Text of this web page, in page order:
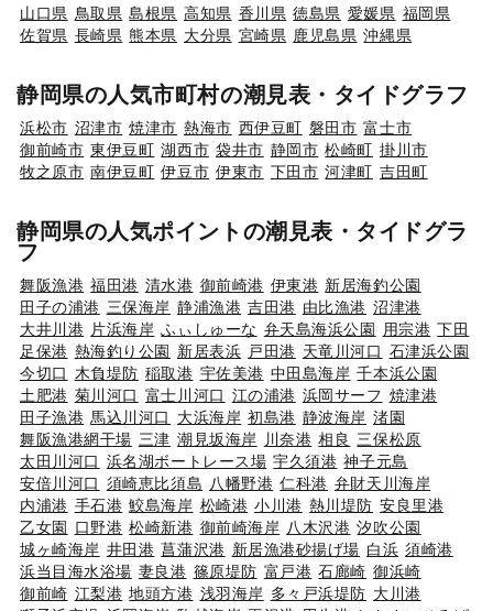
山口県 鳥取県 島根県 高知県 香川県 徳島県 愛媛県 福岡県
佐賀県 長崎県 熊本県 大分県 宮崎県 鹿児島県 沖縄県
静岡県の人気市町村の潮見表・タイドグラフ
浜松市 沼津市 焼津市 熱海市 西伊豆町 磐田市 富士市
御前崎市 東伊豆町 湖西市 袋井市 静岡市 松崎町 掛川市
牧之原市 南伊豆町 伊豆市 伊東市 下田市 河津町 吉田町
静岡県の人気ポイントの潮見表・タイドグラ
フ
舞阪漁港 福田港 清水港 御前崎港 伊東港 新居海釣公園
田子の浦港 三保海岸 静浦漁港 吉田港 由比漁港 沼津港
大井川港 片浜海岸 ふぃしゅーな 弁天島海浜公園 用宗港 下田
足保港 熱海釣り公園 新居表浜 戸田港 天竜川河口 石津浜公園
今切口
木負堤防 稲取港 宇佐美港 中田島海岸 千本浜公園
土肥港 菊川河口 富士川河口 江の浦港 浜岡サーフ 焼津港
田子漁港 馬込川河口 大浜海岸 初島港 静波海岸 渚園
舞阪漁港網干場 三津 潮見坂海岸 川奈港 相良 三保松原
太田川河口 浜名湖ボートレース場 宇久須港 神子元島
安倍川河口 須崎恵比須島 八幡野港 仁科港 弁財天川海岸
内浦港 手石港 鮫島海岸 松崎港 小川港 熱川堤防 安良里港
乙女園 口野港 松崎新港 御前崎海岸 八木沢港 汐吹公園
城ヶ崎海岸 井田港 菖蒲沢港 新居漁港砂揚げ場 白浜 須崎港
浜当目海水浴場 妻良港 篠原堤防 富戸港 石廊崎 御浜崎
御前崎 江梨港 地頭方港 浅羽海岸 多々戸浜堤防 大川港